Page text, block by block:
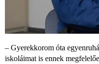
– Gyerekkorom óta
iskoláimat is ennek